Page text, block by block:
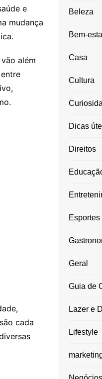
e
mudança
além
cada
Beleza
Bem-
Casa
Cultura
Dicas
Direitos
Esportes
Geral
Guia de
Lazer e
Lifestyle